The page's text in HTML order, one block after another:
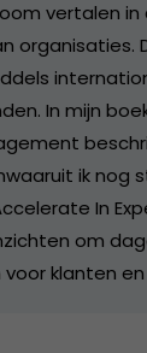
vertalen in
organisaties.
In mijn
ik nog
In
om
klanten